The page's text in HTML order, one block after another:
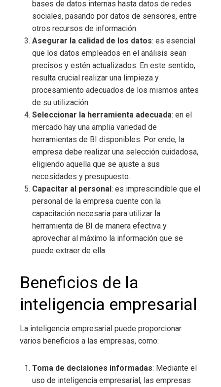
bases de datos internas hasta datos de redes
sociales, pasando por datos de sensores, entre
otros recursos de información.
Asegurar la calidad de los datos: es esencial
que los datos empleados en el análisis sean
precisos y estén actualizados. En este sentido,
resulta crucial realizar una limpieza y
procesamiento adecuados de los mismos antes
de su utilización.
Seleccionar la herramienta adecuada: en el
mercado hay una amplia variedad de
herramientas de BI disponibles. Por ende, la
empresa debe realizar una selección cuidadosa,
eligiendo aquella que se ajuste a sus
necesidades y presupuesto.
Capacitar al personal: es imprescindible que el
personal de la empresa cuente con la
capacitación necesaria para utilizar la
herramienta de BI de manera efectiva y
aprovechar al máximo la información que se
puede extraer de ella.
Beneficios de la
inteligencia empresarial
La inteligencia empresarial puede proporcionar
varios beneficios a las empresas, como:
Toma de decisiones informadas: Mediante el
uso de inteligencia empresarial, las empresas